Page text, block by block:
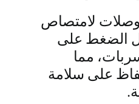
لامتصاص
الضغط على
مما
على سلامة